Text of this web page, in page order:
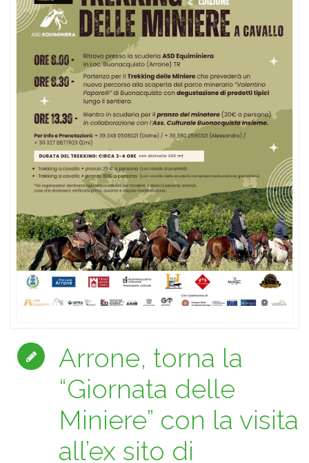
Arrone, torna la
“Giornata delle
Miniere” con la visita
all’ex sito di